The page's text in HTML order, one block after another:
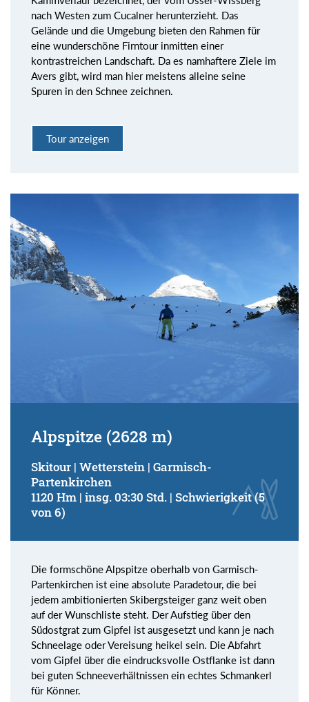
nach Westen zum Cucalner herunterzieht. Das
Gelände und die Umgebung bieten den Rahmen für
eine wunderschöne Firntour inmitten einer
kontrastreichen Landschaft. Da es namhaftere Ziele im
Avers gibt, wird man hier meistens alleine seine
Spuren in den Schnee zeichnen.
Tour anzeigen
Alpspitze (2628 m)
Skitour | Wetterstein | Garmisch-
Partenkirchen
1120 Hm | insg. 03:30 Std. | Schwierigkeit (5
von 6)
Die formschöne Alpspitze oberhalb von Garmisch-
Partenkirchen ist eine absolute Paradetour, die bei
jedem ambitionierten Skibergsteiger ganz weit oben
auf der Wunschliste steht. Der Aufstieg über den
Südostgrat zum Gipfel ist ausgesetzt und kann je nach
Schneelage oder Vereisung heikel sein. Die Abfahrt
vom Gipfel über die eindrucksvolle Ostflanke ist dann
bei guten Schneeverhältnissen ein echtes Schmankerl
für Könner.